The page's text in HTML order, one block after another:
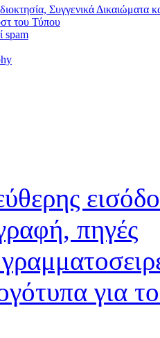
Συγγενικά Δικαιώματα
του Τύπου
spam
πηγές
για